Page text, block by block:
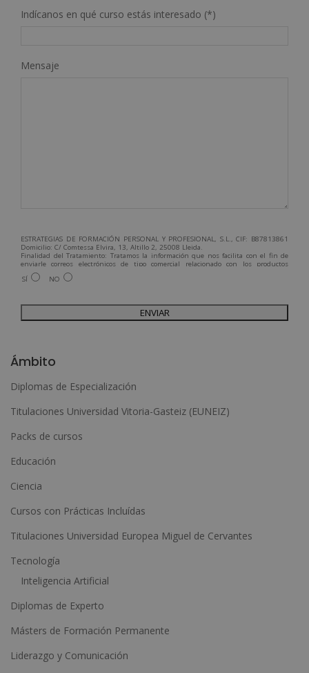
Indícanos en qué curso estás interesado (*)
Mensaje
ESTRATEGIAS DE FORMACIÓN PERSONAL Y PROFESIONAL, S.L., CIF: B87813861
Domicilio: C/ Comtessa Elvira, 13, Altillo 2, 25008 Lleida.
Finalidad del Tratamiento: Tratamos la información que nos facilita con el fin de
enviarle correos electrónicos de tipo comercial relacionado con los productos
ofrecidos y otros tipo de productos que fueran de su interés.
Legitimación del tratamiento: Consentimiento del interesado.
Para más información consulte nuestra Política de Privacidad.
Desea recibir información comercial (vía telefónica y/o email):
SÍ NO
e
r
n
i
v
e
Ámbito
Diplomas de Especialización
Titulaciones Universidad Vitoria-Gasteiz (EUNEIZ)
Packs de cursos
Educación
Ciencia
Cursos con Prácticas Incluídas
Titulaciones Universidad Europea Miguel de Cervantes
Tecnología
Inteligencia Artificial
Diplomas de Experto
Másters de Formación Permanente
Liderazgo y Comunicación